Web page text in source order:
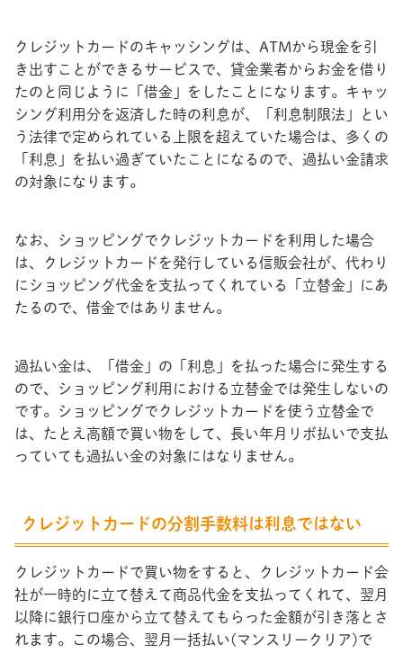
クレジットカードのキャッシングは、ATMから現金を引
き出すことができるサービスで、貸金業者からお金を借り
たのと同じように「借金」をしたことになります。キャッ
シング利用分を返済した時の利息が、「利息制限法」とい
う法律で定められている上限を超えていた場合は、多くの
「利息」を払い過ぎていたことになるので、過払い金請求
の対象になります。
なお、ショッピングでクレジットカードを利用した場合
は、クレジットカードを発行している信販会社が、代わり
にショッピング代金を支払ってくれている「立替金」にあ
たるので、借金ではありません。
過払い金は、「借金」の「利息」を払った場合に発生する
ので、ショッピング利用における立替金では発生しないの
です。ショッピングでクレジットカードを使う立替金で
は、たとえ高額で買い物をして、長い年月リボ払いで支払
っていても過払い金の対象にはなりません。
クレジットカードの分割手数料は利息ではない
クレジットカードで買い物をすると、クレジットカード会
社が一時的に立て替えて商品代金を支払ってくれて、翌月
以降に銀行口座から立て替えてもらった金額が引き落とさ
れます。この場合、翌月一括払い(マンスリークリア)で